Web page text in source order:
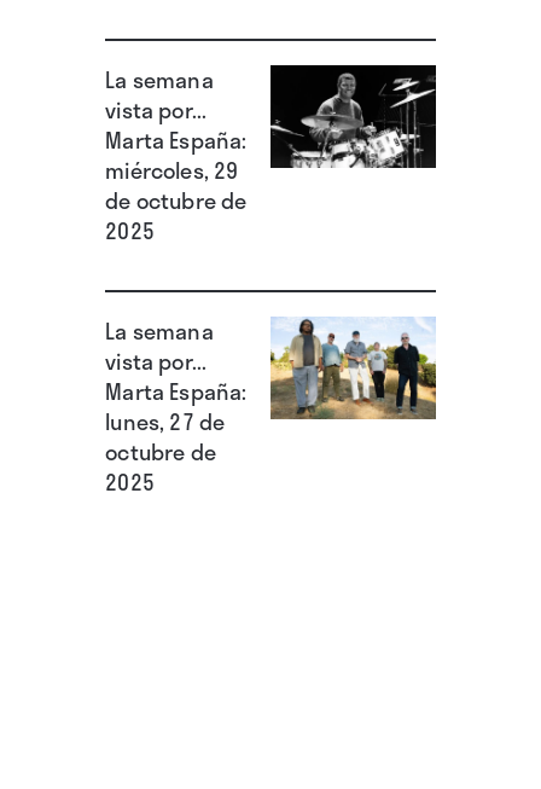
La semana
vista por...
Marta España:
miércoles, 29
de octubre de
2025
La semana
vista por...
Marta España:
lunes, 27 de
octubre de
2025